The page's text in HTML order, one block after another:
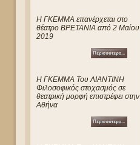
Η ΓΚΕΜΜΑ επανέρχεται στο
θέατρο ΒΡΕΤΑΝΙΑ από 2 Μαίου
2019
Η ΓΚΕΜΜΑ Του ΛΙΑΝΤΙΝΗ
Φιλοσοφικός στοχασμός σε
θεατρική μορφή επιστρέφει στην
Αθήνα